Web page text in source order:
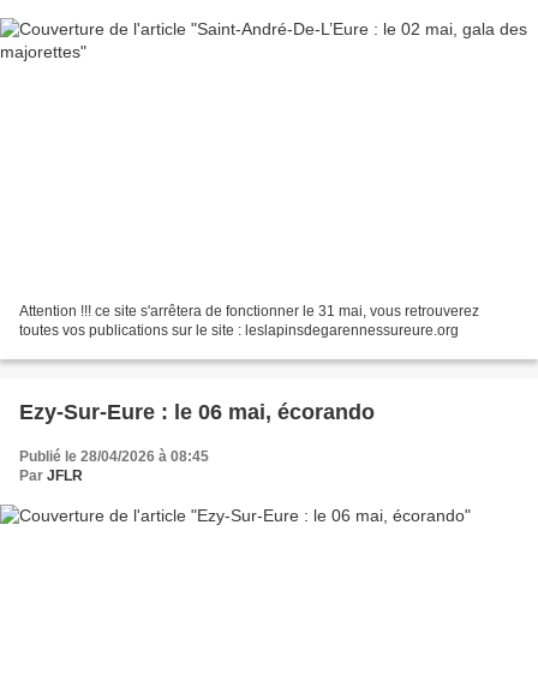
Attention !!! ce site s'arrêtera de fonctionner le 31 mai, vous retrouverez
toutes vos publications sur le site : leslapinsdegarennessureure.org
Ezy-Sur-Eure : le 06 mai, écorando
Publié le 28/04/2026 à 08:45
Par JFLR